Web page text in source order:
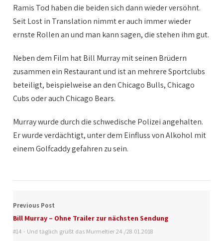
Ramis Tod haben die beiden sich dann wieder versöhnt.
Seit Lost in Translation nimmt er auch immer wieder
ernste Rollen an und man kann sagen, die stehen ihm gut.
Neben dem Film hat Bill Murray mit seinen Brüdern
zusammen ein Restaurant und ist an mehrere Sportclubs
beteiligt, beispielweise an den Chicago Bulls, Chicago
Cubs oder auch Chicago Bears.
Murray wurde durch die schwedische Polizei angehalten.
Er wurde verdächtigt, unter dem Einfluss von Alkohol mit
einem Golfcaddy gefahren zu sein.
Previous Post
Bill Murray – Ohne Trailer zur nächsten Sendung
#14 - Und täglich grüßt das Murmeltier 24./28.01.2018